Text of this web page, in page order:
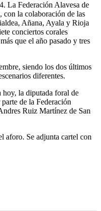
La Federación Alavesa de
la colaboración de las
Añana, Ayala y Rioja
conciertos corales
que el año pasado y tres
siendo los dos últimos
diferentes.
hoy, la diputada foral de
de la Federación
Ruiz Martínez de San
aforo. Se adjunta cartel con